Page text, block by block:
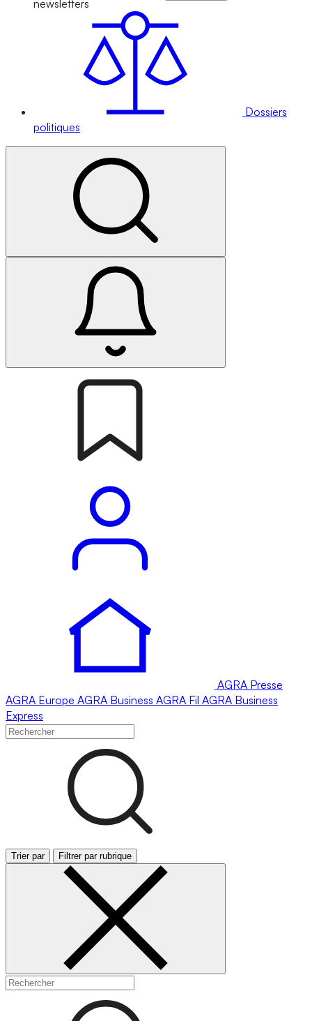
newsletters
Dossiers
politiques
AGRA Presse
AGRA Europe AGRA Business AGRA Fil AGRA Business
Express
Trier par Filtrer par rubrique